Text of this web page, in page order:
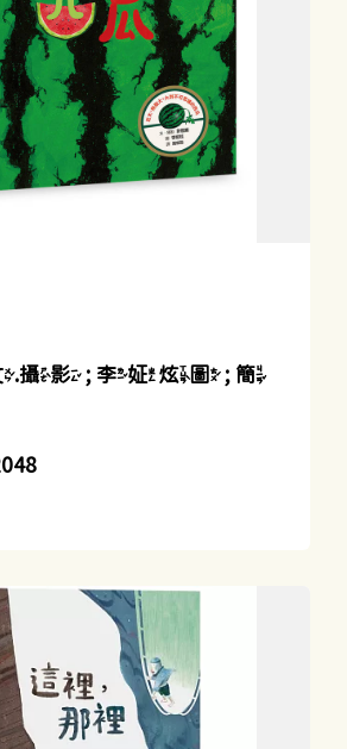
.攝影 ; 李姃炫圖 ; 簡